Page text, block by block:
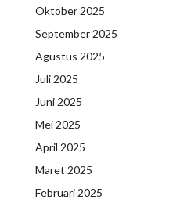
Oktober 2025
September 2025
Agustus 2025
Juli 2025
Juni 2025
Mei 2025
April 2025
Maret 2025
Februari 2025